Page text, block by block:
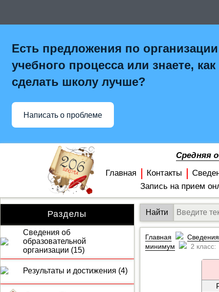
Есть предложения по организации
учебного процесса или знаете, как
сделать школу лучше?
Написать о проблеме
Средняя
Главная
Контакты
Запись на прием
Разделы
Сведения об
образовательной
организации (15)
Результаты и достижения (4)
Главная
минимум
2 класс: